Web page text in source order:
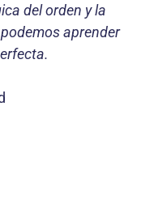
del orden y la
aprender